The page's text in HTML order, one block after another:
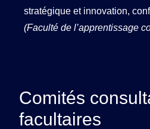
stratégique et innovation,
(Faculté de l’apprentissage
Comités
facultaires